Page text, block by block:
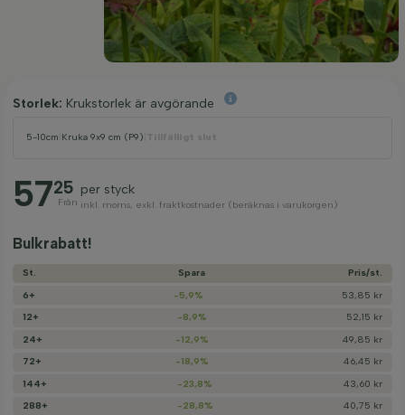
Storlek: Krukstorlek är avgörande
5-10cm Kruka 9x9 cm (P9)
5725
Från
per styck
inkl. moms, exkl. fraktkostnader (beräknas i varukorgen)
Bulkrabatt!
St. Spara
Pris/­st.
6+
-5,9%
53,85 kr
12+
-8,9%
52,15 kr
24+
-12,9%
49,85 kr
72+
-18,9%
46,45 kr
144+
-23,8%
43,60 kr
288+
-28,8%
40,75 kr